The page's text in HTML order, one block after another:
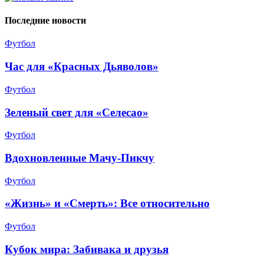
Последние новости
Футбол
Час для «Красных Дьяволов»
Футбол
Зеленый свет для «Селесао»
Футбол
Вдохновленные Мачу-Пикчу
Футбол
«Жизнь» и «Смерть»: Все относительно
Футбол
Кубок мира: Забивака и друзья